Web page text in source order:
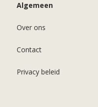
Algemeen
Over ons
Contact
Privacy beleid